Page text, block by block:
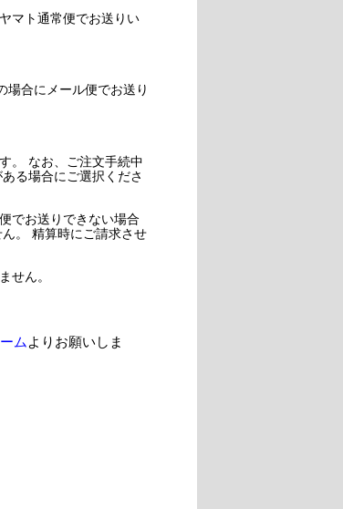
マト通常便でお送りい
場合にメール便でお送り
。 なお、ご注文手続中
る場合にご選択くださ
でお送りできない場合
。 精算時にご請求させ
せん。
ムよりお願いしま